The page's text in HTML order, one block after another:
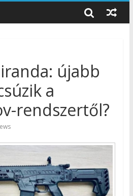
újabb
a
rendszertől?